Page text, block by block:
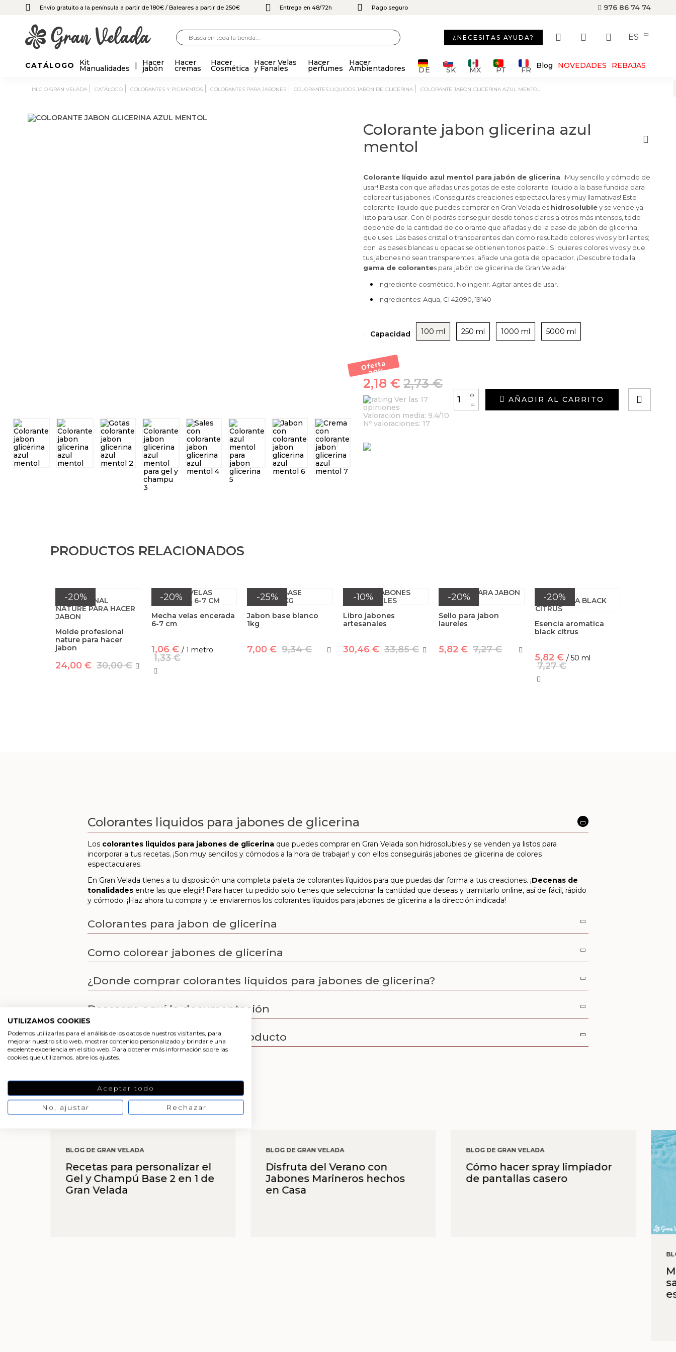
Envío gratuito a la península a partir de 180€ / Baleares a partir de 250€ Entrega en 48/72h Pago seguro 976 86 74 74
¿NECESITAS AYUDA? ES
CATÁLOGO Kit
Manualidades
Hacer
jabón
Hacer
cremas
Hacer
Cosmética
Hacer Velas
y Fanales
Hacer
perfumes
Hacer
Ambientadores DE SK MX PT FR Blog NOVEDADES REBAJAS
INICIO GRAN VELADA CATÁLOGO COLORANTES Y PIGMENTOS COLORANTES PARA JABONES COLORANTES LIQUIDOS JABON DE GLICERINA COLORANTE JABON GLICERINA AZUL MENTOL
Colorante jabon glicerina azul
mentol
Colorante líquido azul mentol para jabón de glicerina . ¡Muy sencillo y cómodo de
usar! Basta con que añadas unas gotas de este colorante líquido a la base fundida para
colorear tus jabones. ¡Conseguirás creaciones espectaculares y muy llamativas! Este
colorante líquido que puedes comprar en Gran Velada es hidrosolubley se vende ya
listo para usar. Con él podrás conseguir desde tonos claros a otros más intensos, todo
depende de la cantidad de colorante que añadas y de la base de jabón de glicerina
que uses. Las bases cristal o transparentes dan como resultado colores vivos y brillantes;
con las bases blancas u opacas se obtienen tonos pastel. Si quieres colores vivos y que
tus jabones no sean transparentes, añade una gota de opacador. ¡Descubre toda la
gama de colorantes para jabón de glicerina de Gran Velada!
Ingrediente cosmético. No ingerir. Agitar antes de usar.
Ingredientes: Aqua, CI 42090, 19140
Capacidad 100 ml 250 ml 1000 ml 5000 ml
Oferta
-20
%
2,73 €
2,18 €
Ver las 17
opiniones
Valoración media: 9.4/10
Nº valoraciones: 17
-
+
AÑADIR AL CARRITO
PRODUCTOS RELACIONADOS
-20%
Molde profesional
nature para hacer
jabon
24,00 € 30,00 €
-20%
Mecha velas encerada
6-7 cm
1,06 € / 1 metro
1,33 €
-25%
Jabon base blanco
1kg
7,00 € 9,34 €
-10%
Libro jabones
artesanales
30,46 € 33,85 €
-20%
Sello para jabon
laureles
5,82 € 7,27 €
-20%
Esencia aromatica
black citrus
5,82 € / 50 ml
7,27 €
Colorantes liquidos para jabones de glicerina
Los colorantes liquidos para jabones de glicerina que puedes comprar en Gran Velada son hidrosolubles y se venden ya listos para
incorporar a tus recetas. ¡Son muy sencillos y cómodos a la hora de trabajar! y con ellos conseguirás jabones de glicerina de colores
espectaculares.
En Gran Velada tienes a tu disposición una completa paleta de colorantes líquidos para que puedas dar forma a tus creaciones. ¡Decenas de
tonalidades entre las que elegir! Para hacer tu pedido solo tienes que seleccionar la cantidad que deseas y tramitarlo online, así de fácil, rápido
y cómodo. ¡Haz ahora tu compra y te enviaremos los colorantes líquidos para jabones de glicerina a la dirección indicada!
Colorantes para jabon de glicerina
Como colorear jabones de glicerina
¿Donde comprar colorantes liquidos para jabones de glicerina?
Descarga aquí la documentación
Descarga las etiquetas del producto
TE MOSTRAMOS CÓMO
BLOG DE GRAN VELADA
Recetas para personalizar el
Gel y Champú Base 2 en 1 de
Gran Velada
BLOG DE GRAN VELADA
Disfruta del Verano con
Jabones Marineros hechos
en Casa
BLOG DE GRAN VELADA
Cómo hacer spray limpiador
de pantallas casero
UTILIZAMOS COOKIES
Podemos utilizarlas para el análisis de los datos de nuestros visitantes, para
mejorar nuestro sitio web, mostrar contenido personalizado y brindarle una
excelente experiencia en el sitio web. Para obtener más información sobre las
cookies que utilizamos, abre los ajustes.
Aceptar todo
No, ajustar Rechazar